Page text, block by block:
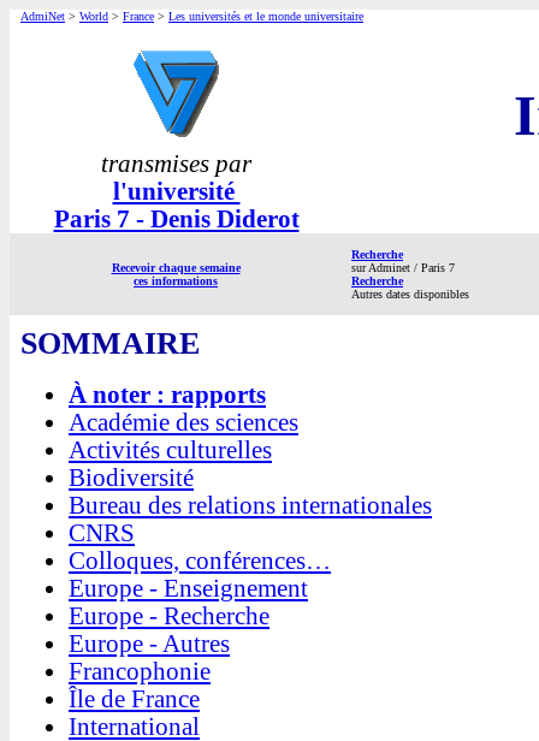
AdmiNet > World > France > Les universités et le monde universitaire
transmises par
l'université
Paris 7 - Denis Diderot
Recevoir chaque semaine
ces informations
Recherche
sur Adminet / Paris 7
Recherche
Autres dates disponibles
SOMMAIRE
À noter : rapports
Académie des sciences
Activités culturelles
Biodiversité
Bureau des relations internationales
CNRS
Colloques, conférences…
Europe - Enseignement
Europe - Recherche
Europe - Autres
Francophonie
Île de France
International